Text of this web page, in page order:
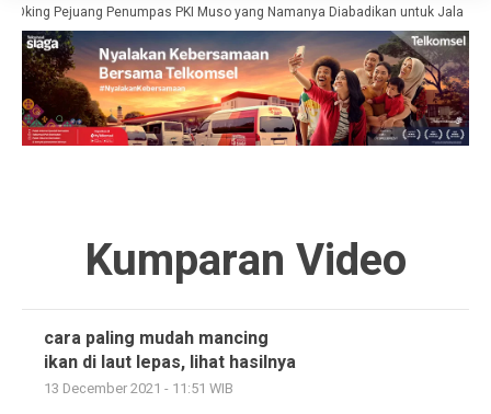
Oking Pejuang Penumpas PKI Muso yang Namanya Diabadikan untuk Jalan di
Kumparan Video
cara paling mudah mancing
ikan di laut lepas, lihat hasilnya
13 December 2021 - 11:51 WIB